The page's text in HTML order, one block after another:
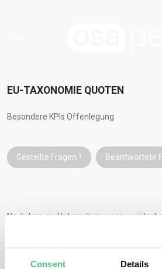
Consent Details
EU-TAXONOMIE QUOTEN
Besondere KPIs Offenlegung
Gestellte Fragen 1 Beantwortete
Nachdem ein Unternehmen seine
bewertet und den Status der
bestimmt hat, muss es für jede